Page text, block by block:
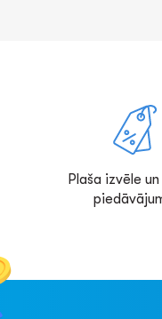
Plaša izvēle